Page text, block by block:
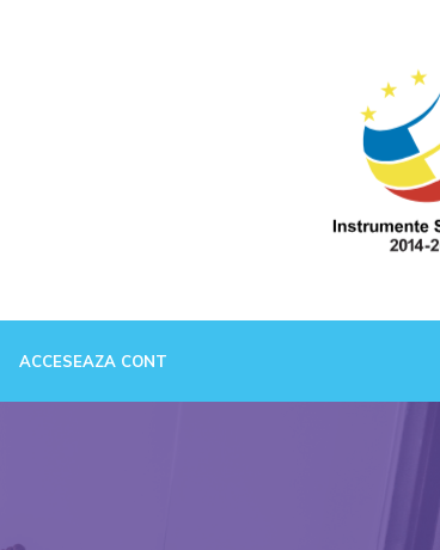
ACCESEAZA CONT